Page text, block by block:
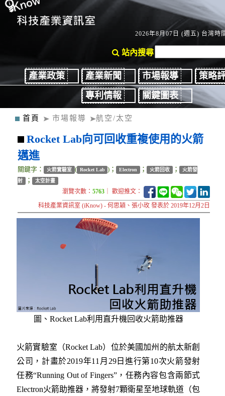
2026年8月07日 (週五) 台灣時
站內搜尋
產業政策 產業新聞 市場報導
策略
專利情報
關鍵圖表
首頁 市場報導 航空/太空
Rocket Lab向可回收重複使用的火箭
邁進
關鍵字： 火箭實驗室 ( Rocket Lab )； Electron ； 火箭回收 ；
火箭發
射 ； 太空計畫
瀏覽次數：5763 ｜ 歡迎推文：
科技產業資訊室 (iKnow) - 何思穎、張小玫 發表於 2019年12月2日
圖、Rocket Lab利用直升機回收火箭助推器
火箭實驗室（Rocket Lab）位於美國加州的航太新創
公司，計畫於2019年11月29日進行第10次火箭發射
任務“Running Out of Fingers”，任務內容包含兩節式
Electron火箭助推器，將發射7顆衛星至地球軌道（包